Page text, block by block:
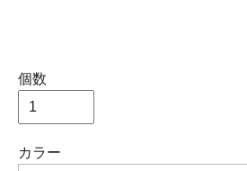
個数
カラー